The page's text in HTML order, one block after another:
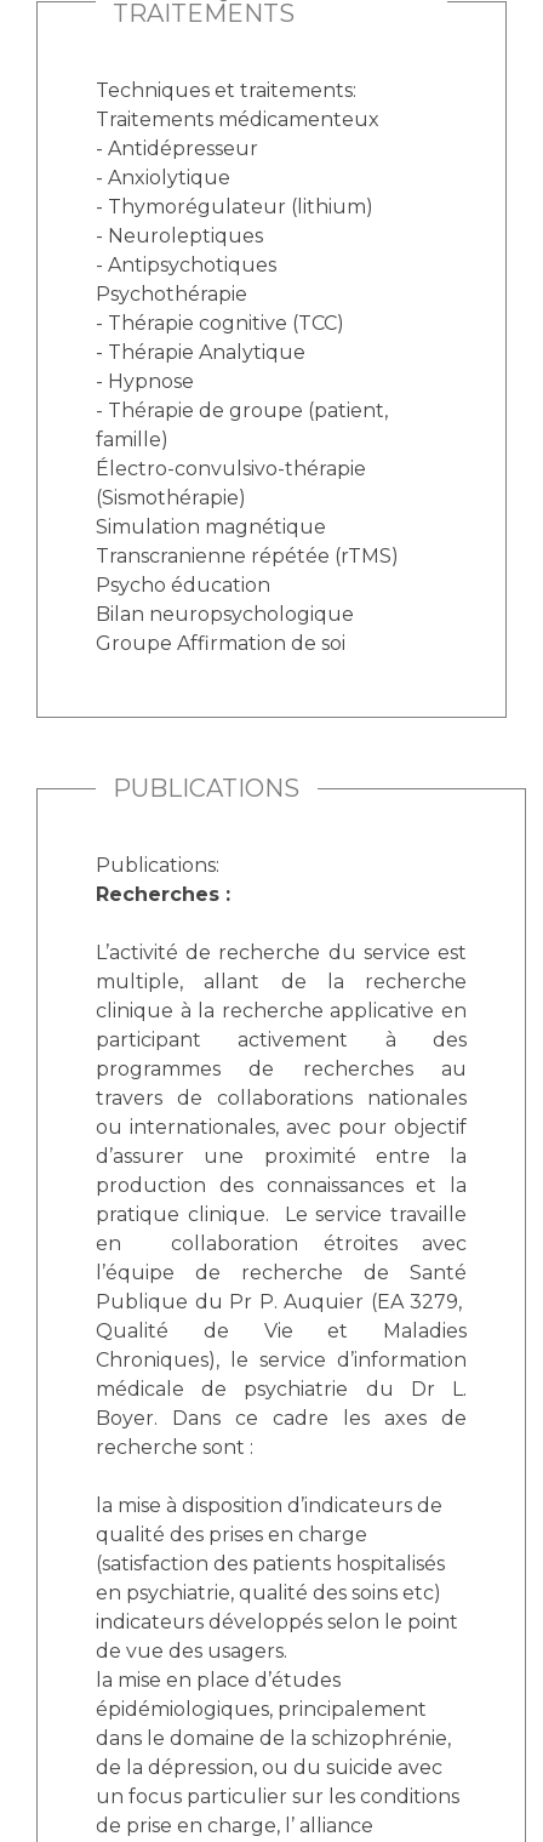
TRAITEMENTS
Techniques et traitements:
Traitements médicamenteux
- Antidépresseur
- Anxiolytique
- Thymorégulateur (lithium)
- Neuroleptiques
- Antipsychotiques
Psychothérapie
- Thérapie cognitive (TCC)
- Thérapie Analytique
- Hypnose
- Thérapie de groupe (patient,
famille)
Électro-convulsivo-thérapie
(Sismothérapie)
Simulation magnétique
Transcranienne répétée (rTMS)
Psycho éducation
Bilan neuropsychologique
Groupe Affirmation de soi
PUBLICATIONS
Publications:
Recherches :
L’activité de recherche du service est
multiple, allant de la recherche
clinique à la recherche applicative en
participant activement à des
programmes de recherches au
travers de collaborations nationales
ou internationales, avec pour objectif
d’assurer une proximité entre la
production des connaissances et la
pratique clinique. Le service travaille
en collaboration étroites avec
l’équipe de recherche de Santé
Publique du Pr P. Auquier (EA 3279,
Qualité de Vie et Maladies
Chroniques), le service d’information
médicale de psychiatrie du Dr L.
Boyer. Dans ce cadre les axes de
recherche sont :
la mise à disposition d’indicateurs de
qualité des prises en charge
(satisfaction des patients hospitalisés
en psychiatrie, qualité des soins etc)
indicateurs développés selon le point
de vue des usagers.
la mise en place d’études
épidémiologiques, principalement
dans le domaine de la schizophrénie,
de la dépression, ou du suicide avec
un focus particulier sur les conditions
de prise en charge, l’ alliance